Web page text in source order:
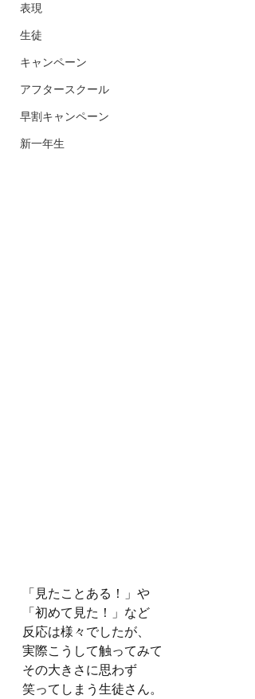
表現
生徒
キャンペーン
アフタースクール
早割キャンペーン
新一年生
「見たことある！」や
「初めて見た！」など
反応は様々でしたが、
実際こうして触ってみて
その大きさに思わず
笑ってしまう生徒さん。